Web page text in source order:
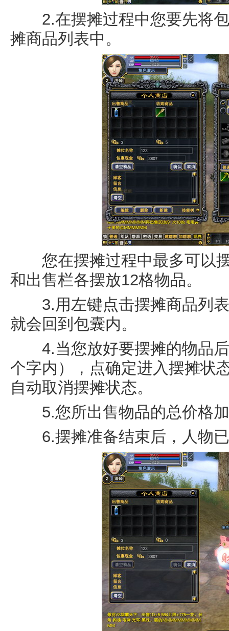
2.在摆摊过程中您要先将包
摊商品列表中。
您在摆摊过程中最多可以摆
和出售栏各摆放12格物品。
3.用左键点击摆摊商品列表
就会回到包囊内。
4.当您放好要摆摊的物品后
个字内），点确定进入摆摊状
自动取消摆摊状态。
5.您所出售物品的总价格加
6.摆摊准备结束后，人物已